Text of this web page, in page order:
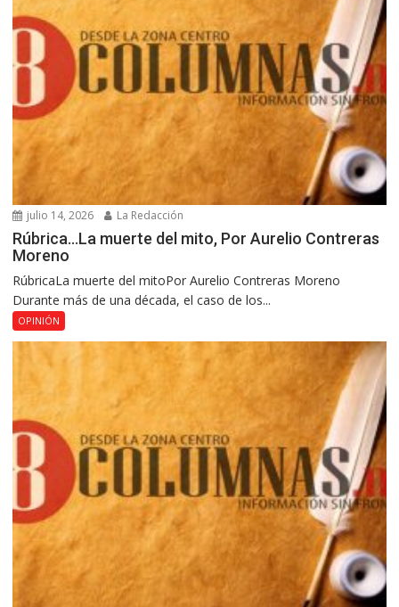
julio 14, 2026 La Redacción
Rúbrica…La muerte del mito, Por Aurelio Contreras
Moreno
RúbricaLa muerte del mitoPor Aurelio Contreras Moreno
Durante más de una década, el caso de los...
OPINIÓN